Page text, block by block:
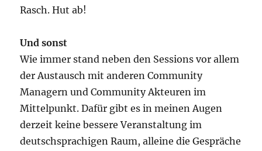
Rasch. Hut ab!
Und sonst
Wie immer stand neben den Sessions vor allem
der Austausch mit anderen Community
Managern und Community Akteuren im
Mittelpunkt. Dafür gibt es in meinen Augen
derzeit keine bessere Veranstaltung im
deutschsprachigen Raum, alleine die Gespräche